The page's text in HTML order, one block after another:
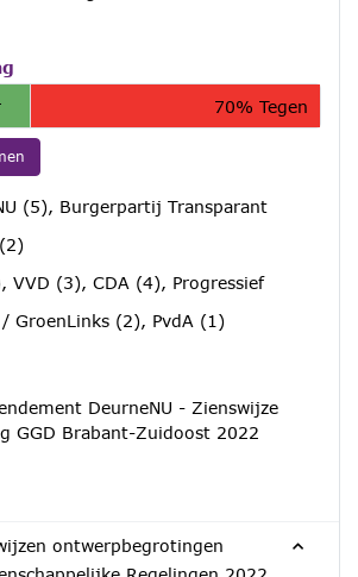
70% Tegen
(5), Burgerpartij Transparant
VVD (3), CDA (4), Progressief
GroenLinks (2), PvdA (1)
DeurneNU - Zienswijze
GGD Brabant-Zuidoost 2022
ontwerpbegrotingen